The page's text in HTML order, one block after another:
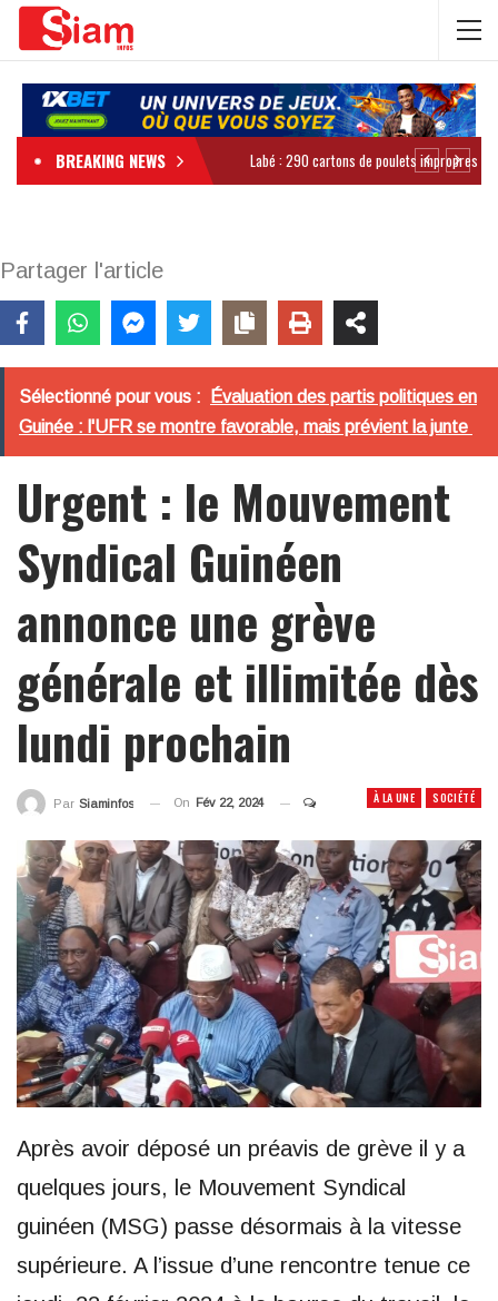
BREAKING NEWS
Partager l'article
Sélectionné pour vous :
Évaluation des partis politiques en
Guinée : l'UFR se montre favorable, mais prévient la junte
Urgent : le Mouvement
Syndical Guinéen
annonce une grève
générale et illimitée dès
lundi prochain
À LA UNE SOCIÉTÉ
Par Siaminfos On Fév 22, 2024
Après avoir déposé un préavis de grève il y a
quelques jours, le Mouvement Syndical
guinéen (MSG) passe désormais à la vitesse
supérieure. A l’issue d’une rencontre tenue ce